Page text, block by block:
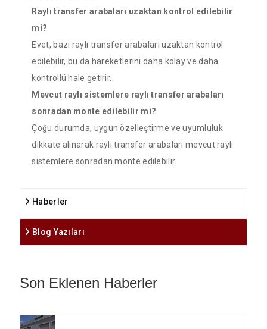
Raylı transfer arabaları uzaktan kontrol edilebilir
mi?
Evet, bazı raylı transfer arabaları uzaktan kontrol
edilebilir, bu da hareketlerini daha kolay ve daha
kontrollü hale getirir.
Mevcut raylı sistemlere raylı transfer arabaları
sonradan monte edilebilir mi?
Çoğu durumda, uygun özelleştirme ve uyumluluk
dikkate alınarak raylı transfer arabaları mevcut raylı
sistemlere sonradan monte edilebilir.
Haberler
Blog Yazıları
Son Eklenen Haberler